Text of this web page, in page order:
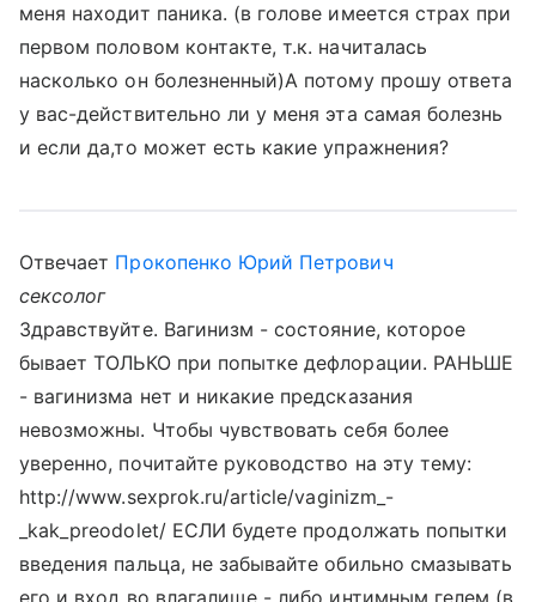
меня находит паника. (в голове имеется страх при
первом половом контакте, т.к. начиталась
насколько он болезненный)А потому прошу ответа
у вас-действительно ли у меня эта самая болезнь
и если да,то может есть какие упражнения?
Отвечает Прокопенко Юрий Петрович
сексолог
Здравствуйте. Вагинизм - состояние, которое
бывает ТОЛЬКО при попытке дефлорации. РАНЬШЕ
- вагинизма нет и никакие предсказания
невозможны. Чтобы чувствовать себя более
уверенно, почитайте руководство на эту тему:
http://www.sexprok.ru/article/vaginizm_-
_kak_preodolet/ ЕСЛИ будете продолжать попытки
введения пальца, не забывайте обильно смазывать
его и вход во влагалище - либо интимным гелем (в